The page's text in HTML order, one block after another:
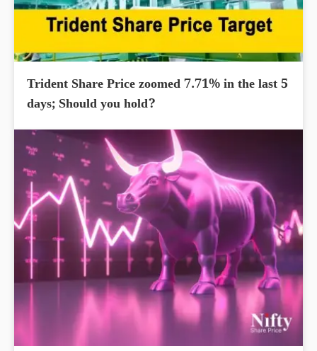
Trident Share Price zoomed 7.71% in the last 5
days; Should you hold?